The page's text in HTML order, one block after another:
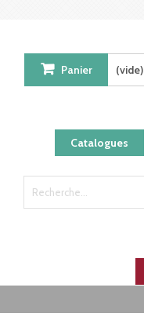
Catalogues
Panier (vide)